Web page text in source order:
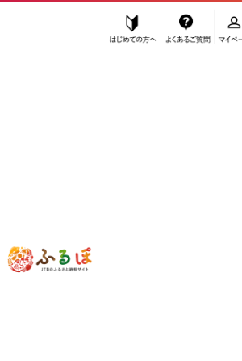
ふるぽ JTBのふるさと納税サイト
藤枝市